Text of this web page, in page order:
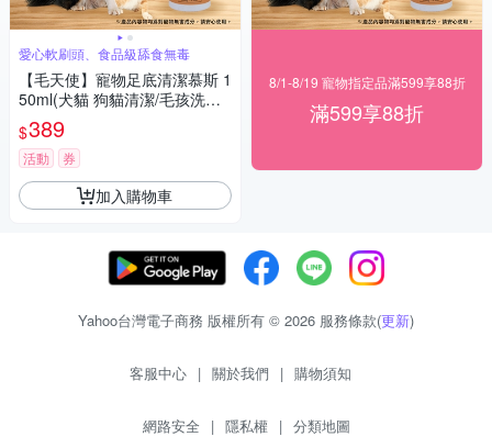
愛心軟刷頭、食品級舔食無毒
【毛天使】寵物足底清潔慕斯 1
50ml(犬貓 狗貓清潔/毛孩洗腳
神器/免沖洗/清潔保濕)
$389
活動 券
加入購物車
8/1-8/19 寵物指定品滿599享88折
滿599享88折
Yahoo台灣電子商務 版權所有 © 2026 服務條款(更新)
客服中心 | 關於我們 | 購物須知
網路安全 | 隱私權 | 分類地圖